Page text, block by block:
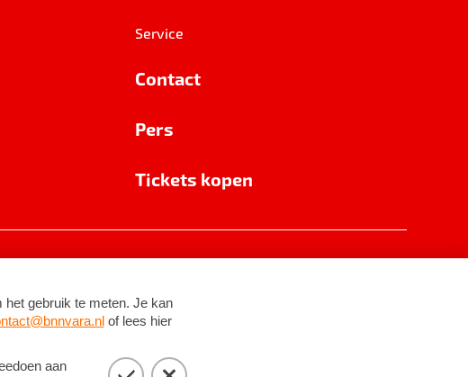
Service
Contact
Pers
Tickets kopen